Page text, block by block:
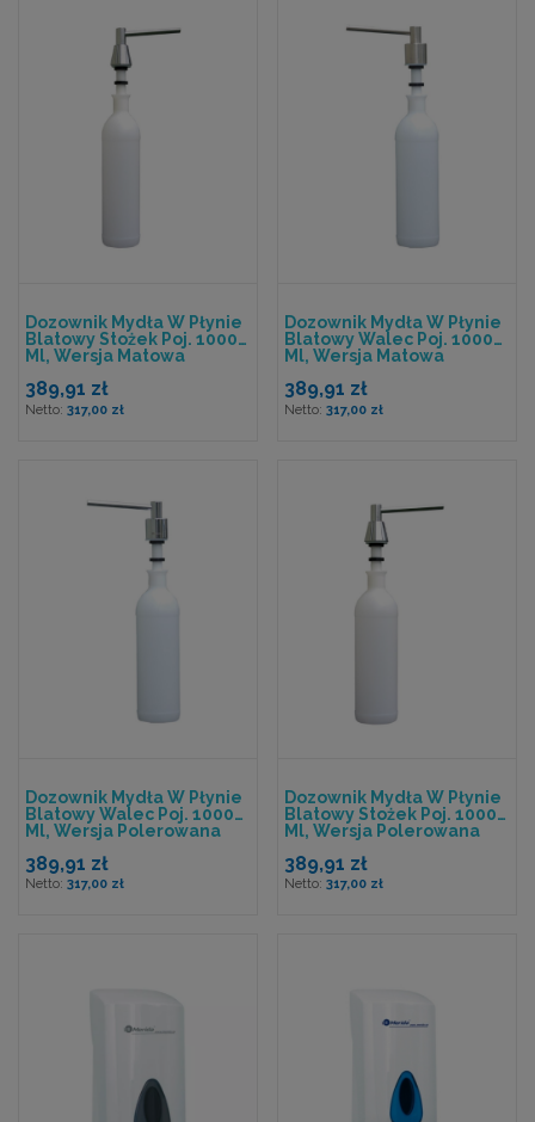
Dozownik Mydła W Płynie
Blatowy Stożek Poj. 1000
Ml, Wersja Matowa
389,91 zł
317,00 zł
Dozownik Mydła W Płynie
Blatowy Walec Poj. 1000
Ml, Wersja Matowa
389,91 zł
317,00 zł
Dozownik Mydła W Płynie
Blatowy Walec Poj. 1000
Ml, Wersja Polerowana
389,91 zł
317,00 zł
Dozownik Mydła W Płynie
Blatowy Stożek Poj. 1000
Ml, Wersja Polerowana
389,91 zł
317,00 zł